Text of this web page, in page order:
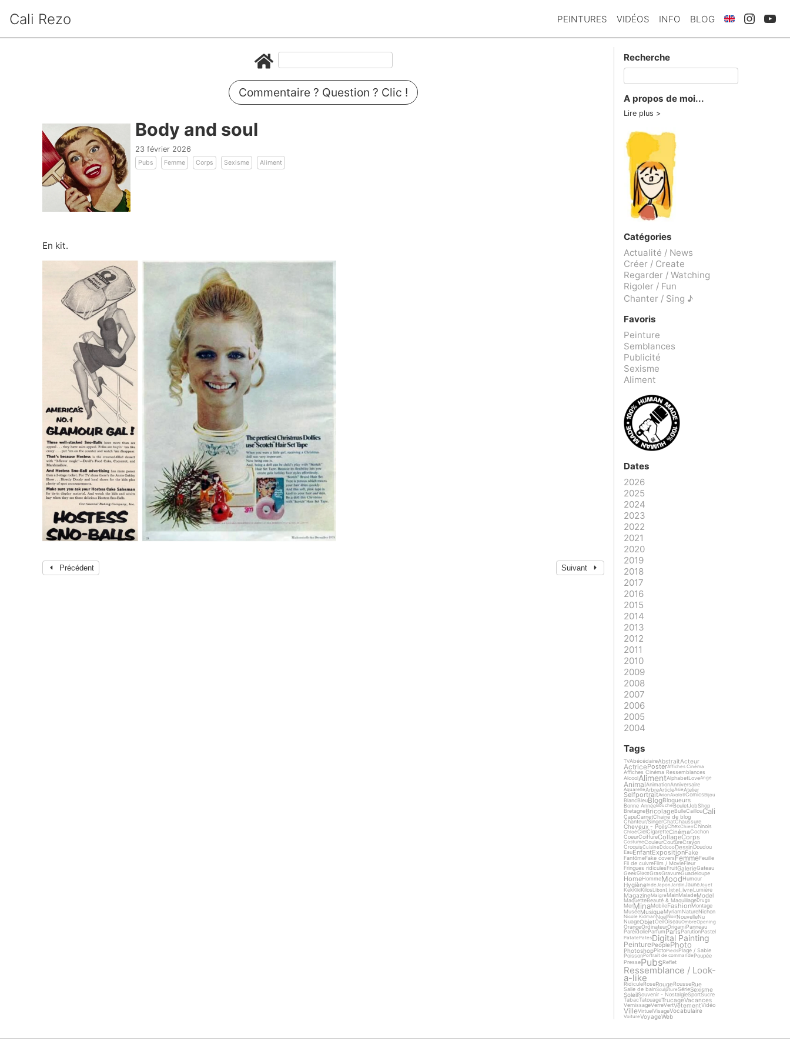
Cali Rezo PEINTURES VIDÉOS INFO BLOG
Commentaire ? Question ? Clic !
Body and soul
23 février 2026
Pubs Femme Corps Sexisme Aliment
En kit.
Précédent Suivant
Recherche
A propos de moi...
Lire plus
Catégories
Actualité / News
Créer / Create
Regarder / Watching
Rigoler / Fun
Chanter / Sing ♪
Favoris
Peinture
Semblances
Publicité
Sexisme
Aliment
Dates
2026
2025
2024
2023
2022
2021
2020
2019
2018
2017
2016
2015
2014
2013
2012
2011
2010
2009
2008
2007
2006
2005
2004
Tags
TVAbécédaireAbstraitActeur
ActricePosterAffiches Cinéma
Affiches Cinéma Ressemblances
AlcoolAlimentAlphabetLoveAnge
AnimalAnimationAnniversaire
AquarelleArbreArticleAsieAtelier
SelfportraitAvionAxolotlComicsBijou
BlancBleuBlogBlogueurs
Bonne AnnéeBoucheBouletJobShop
BretagneBricolageBulleCaillouCali
CapuCarnetChaine de blog
Chanteur/SingerChatChaussure
Cheveux - PoilsChexChienChinois
ChloéCielCigaretteCinémaCochon
CoeurCoiffureCollageCorps
CostumeCouleurCoutureCrayon
CroquisCuisineDdoooDessinDoudou
EauEnfantExpositionFake
FantômeFake coversFemmeFeuille
Fil de cuivreFilm / MovieFleur
Fringues ridiculesFruitGalerieGateau
GeekGlaceGrasGravureGuadeloupe
HomeHommeMoodHumour
HygièneInde Japon JardinJaune Jouet
KekKikiKilosLibon ListeLivreLumière
MagazineMaigre MainMaladeModel
MaquetteBeauté & MaquillageDrugs
MerMinaMobileFashionMontage
MuséeMusiqueMyriamNatureNichon
Nicole KidmanNoëlNoirNouvelleNu
NuageObjetOeilOiseauOmbreOpening
OrangeOrdinateurOrigamiPanneau
ParéidolieParfumParisParutionPastel
PatatePatesDigital Painting
PeinturePeoplePhoto
PhotoshopPictoPiedsPlage / Sable
PoissonPortrait de commande Poupée
PressePubsReflet
Ressemblance / Look-
a-like
RidiculeRoseRougeRousseRue
Salle de bainSculptureSérieSexisme
SoleilSouvenir - NostalgieSportSucre
TabacTatouageTrucageVacances
VernissageVerreVertVêtementVidéo
VilleVirtuelVisageVocabulaire
VoitureVoyageWeb